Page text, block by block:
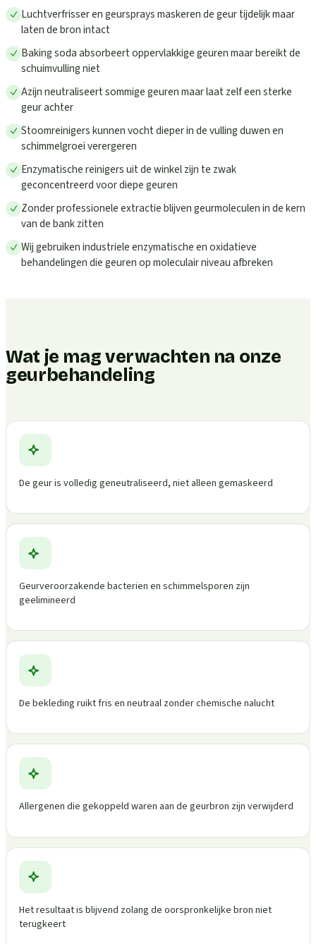
Luchtverfrisser en geursprays maskeren de geur tijdelijk maar
laten de bron intact
Baking soda absorbeert oppervlakkige geuren maar bereikt de
schuimvulling niet
Azijn neutraliseert sommige geuren maar laat zelf een sterke
geur achter
Stoomreinigers kunnen vocht dieper in de vulling duwen en
schimmelgroei verergeren
Enzymatische reinigers uit de winkel zijn te zwak
geconcentreerd voor diepe geuren
Zonder professionele extractie blijven geurmoleculen in de kern
van de bank zitten
Wij gebruiken industriele enzymatische en oxidatieve
behandelingen die geuren op moleculair niveau afbreken
Wat je mag verwachten na onze
geurbehandeling
De geur is volledig geneutraliseerd, niet alleen gemaskeerd
Geurveroorzakende bacterien en schimmelsporen zijn
geelimineerd
De bekleding ruikt fris en neutraal zonder chemische nalucht
Allergenen die gekoppeld waren aan de geurbron zijn verwijderd
Het resultaat is blijvend zolang de oorspronkelijke bron niet
terugkeert